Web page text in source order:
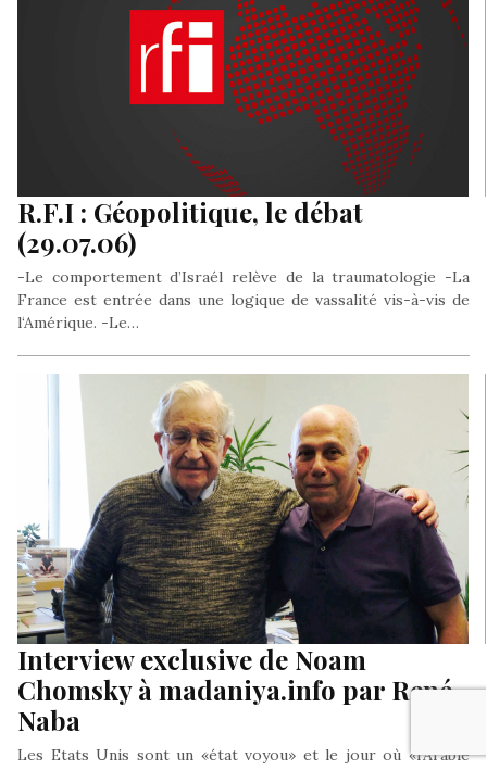
R.F.I : Géopolitique, le débat
(29.07.06)
-Le comportement d’Israél relève de la traumatologie -La
France est entrée dans une logique de vassalité vis-à-vis de
l‘Amérique. -Le…
Interview exclusive de Noam
Chomsky à madaniya.info par René
Naba
Les Etats Unis sont un «état voyou» et le jour où «l’Arabie